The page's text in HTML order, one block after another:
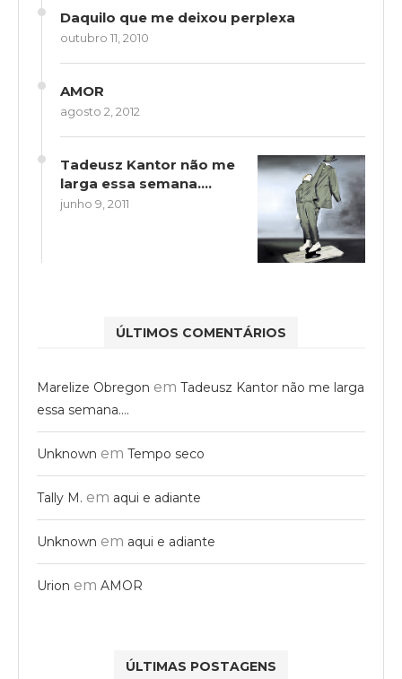
Daquilo que me deixou perplexa
outubro 11, 2010
AMOR
agosto 2, 2012
Tadeusz Kantor não me
larga essa semana….
junho 9, 2011
ÚLTIMOS COMENTÁRIOS
Marelize Obregon em Tadeusz Kantor não me larga
essa semana….
Unknown em Tempo seco
Tally M. em aqui e adiante
Unknown em aqui e adiante
Urion em AMOR
ÚLTIMAS POSTAGENS